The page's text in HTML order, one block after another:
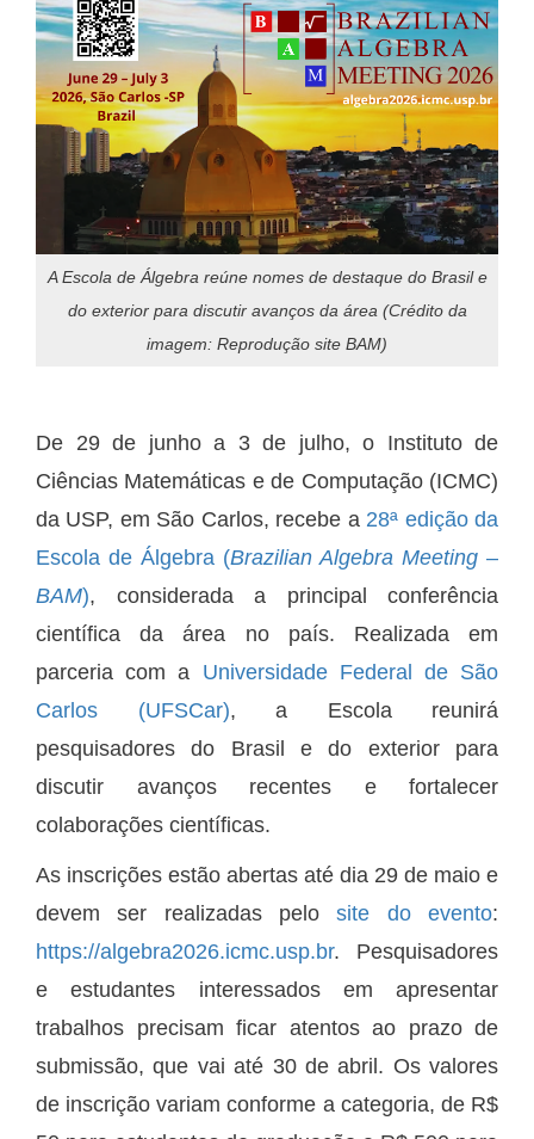
A Escola de Álgebra reúne nomes de destaque do Brasil e
do exterior para discutir avanços da área (Crédito da
imagem: Reprodução site BAM)
De 29 de junho a 3 de julho, o Instituto de
Ciências Matemáticas e de Computação (ICMC)
da USP, em São Carlos, recebe a 28ª edição da
Escola de Álgebra (Brazilian Algebra Meeting –
BAM), considerada a principal conferência
científica da área no país. Realizada em
parceria com a Universidade Federal de São
Carlos (UFSCar), a Escola reunirá
pesquisadores do Brasil e do exterior para
discutir avanços recentes e fortalecer
colaborações científicas.
As inscrições estão abertas até dia 29 de maio e
devem ser realizadas pelosite do evento:
https://algebra2026.icmc.usp.br. Pesquisadores
e estudantes interessados em apresentar
trabalhos precisam ficar atentos ao prazo de
submissão, que vai até 30 de abril. Os valores
de inscrição variam conforme a categoria, de R$